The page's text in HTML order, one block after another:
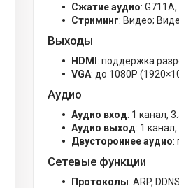
Сжатие аудио:
Стриминг: Видео;
Выходы
HDMI : поддержка
VGA: до 1080P
Аудио
Аудио вход: 1 канал,
Аудио выход: 1
Двустороннее аудио:
Сетевые функции
Протоколы: ARP,